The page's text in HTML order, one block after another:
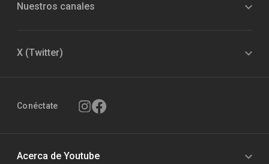
Nuestros canales
X (Twitter)
Conéctate
Acerca de Youtube